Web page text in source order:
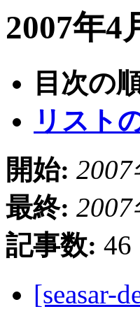
2007年4
目次の
リスト
開始:
最終:
記事数: 46
[seasar-